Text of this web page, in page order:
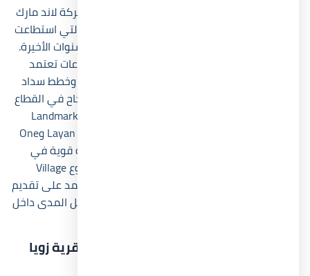
قرية زويا الساحل الشمالي تم تطويرها بواسطة شركة لاند مارك
صبور للتطوير العقاري، وهي واحدة من الشركات التي استطاعت
تحقيق حضور قوي داخل السوق المصري خلال السنوات الأخيرة.
وقد ركزت الشركة منذ انطلاقها على تنفيذ مشروعات تعتمد
على اختيار مواقع استراتيجية مع تصميمات حديثة وخطط سداد
مرنة، لأن هذه العناصر أصبحت من أهم عوامل النجاح في القطاع
العقاري حالياً. كما قدمت Landmark Sabbour Development
مجموعة من المشروعات المميزة مثل Layan Residence وOne
Ninety وAria Mostakbal City، وهو ما منحها خبرة قوية في
تطوير المجتمعات السكنية والسياحية. ويُعد مشروع Village
Zoya Ghazala Bay امتداداً لرؤية الشركة التي تعتمد على تقديم
تجربة متكاملة تجمع بين الرفاهية والاستثمار طويل المدى داخل
ما هو نظام الحجز والتقسيط المتاح في قرية زويا